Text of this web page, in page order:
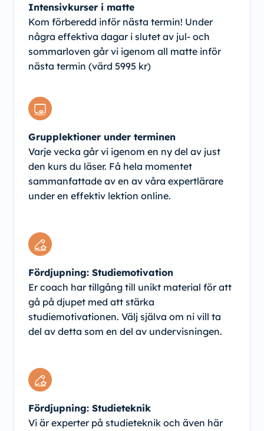
Intensivkurser i matte
Kom förberedd inför nästa termin! Under
några effektiva dagar i slutet av jul- och
sommarloven går vi igenom all matte inför
nästa termin (värd 5995 kr)
Grupplektioner under terminen
Varje vecka går vi igenom en ny del av just
den kurs du läser. Få hela momentet
sammanfattade av en av våra expertlärare
under en effektiv lektion online.
Fördjupning: Studiemotivation
Er coach har tillgång till unikt material för att
gå på djupet med att stärka
studiemotivationen. Välj själva om ni vill ta
del av detta som en del av undervisningen.
Fördjupning: Studieteknik
Vi är experter på studieteknik och även här